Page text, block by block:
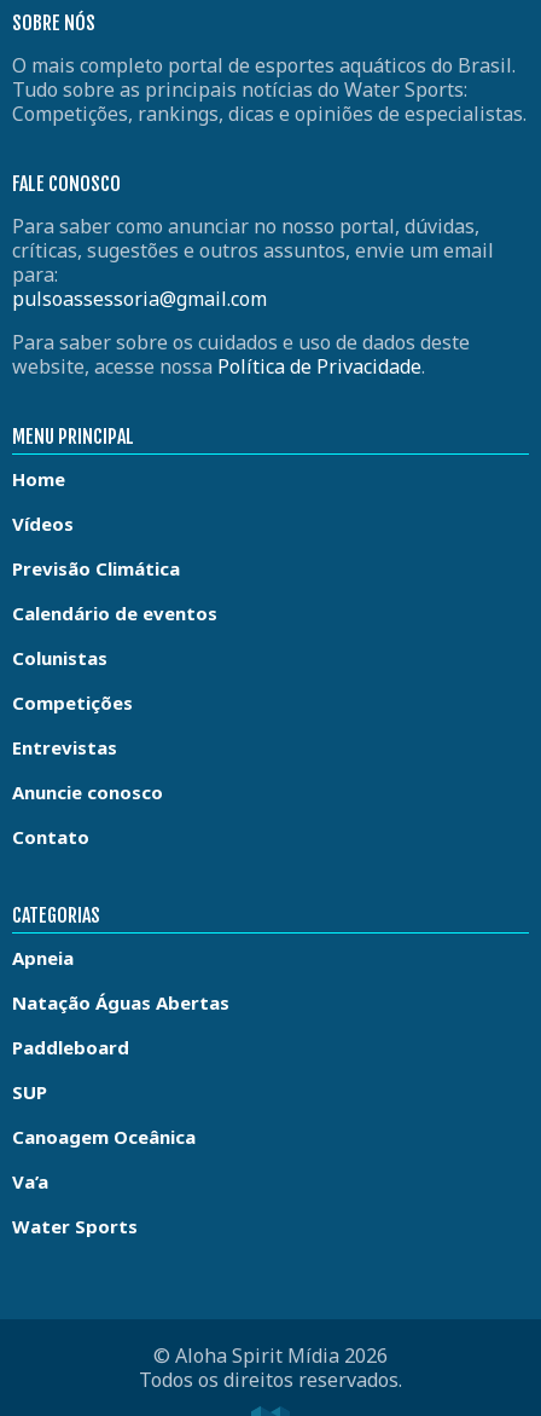
SOBRE NÓS
O mais completo portal de esportes aquáticos do Brasil.
Tudo sobre as principais notícias do Water Sports:
Competições, rankings, dicas e opiniões de especialistas.
FALE CONOSCO
Para saber como anunciar no nosso portal, dúvidas,
críticas, sugestões e outros assuntos, envie um email
para:
pulsoassessoria@gmail.com
Para saber sobre os cuidados e uso de dados deste
website, acesse nossa Política de Privacidade.
MENU PRINCIPAL
Home
Vídeos
Previsão Climática
Calendário de eventos
Colunistas
Competições
Entrevistas
Anuncie conosco
Contato
CATEGORIAS
Apneia
Natação Águas Abertas
Paddleboard
SUP
Canoagem Oceânica
Va’a
Water Sports
© Aloha Spirit Mídia 2026
Todos os direitos reservados.